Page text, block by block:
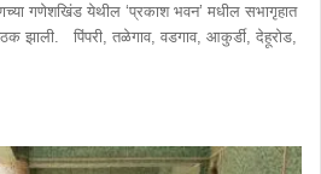
गणेशखिंड येथील ‘प्रकाश भवन’ मधील सभागृहात
झाली. पिंपरी, तळेगाव, वडगाव, आकुर्डी, देहूरोड,